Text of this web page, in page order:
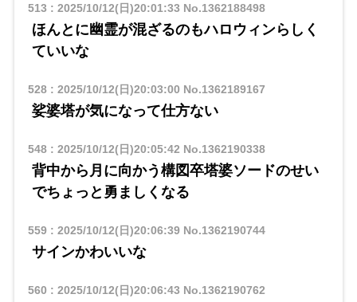
513 : 2025/10/12(日)20:01:33 No.1362188498
ほんとに幽霊が混ざるのもハロウィンらしく
ていいな
528: 2025/10/12(日)20:03:00 No.1362189167
娑婆塔が気になって仕方ない
548: 2025/10/12(日)20:05:42 No.1362190338
背中から月に向かう構図卒塔婆ソードのせい
でちょっと勇ましくなる
559: 2025/10/12(日)20:06:39No.1362190744
サインかわいいな
560 : 2025/10/12(日)20:06:43 No.1362190762